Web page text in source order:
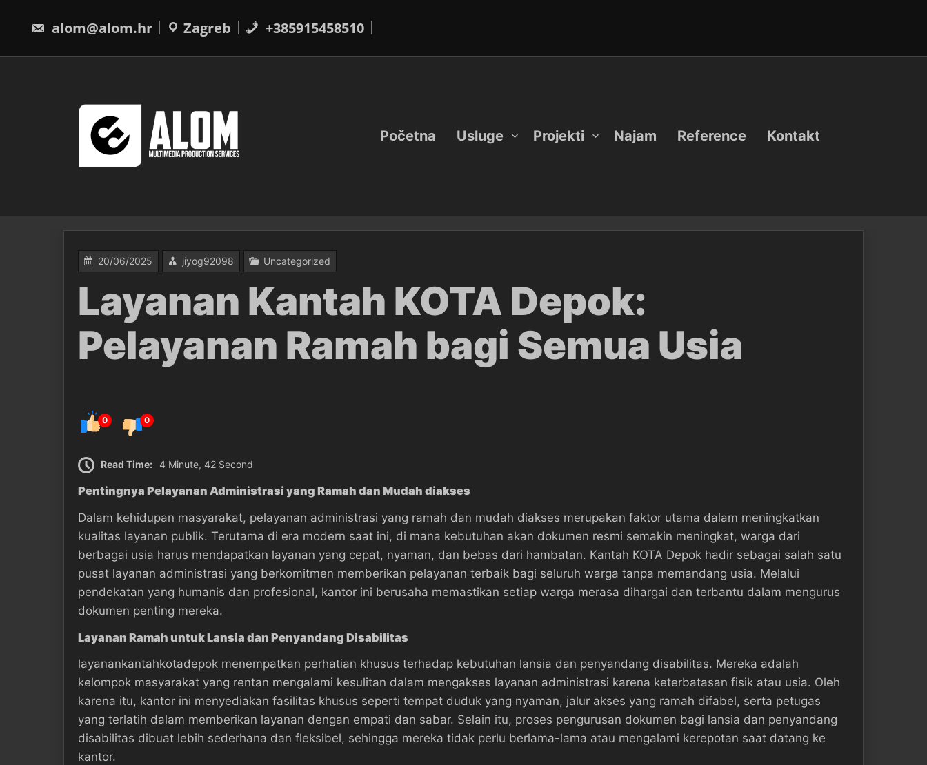
content
alom@alom.hr Zagreb +385915458510
Početna Usluge Projekti Najam Reference Kontakt
20/06/2025 jiyog92098 Uncategorized
Layanan Kantah KOTA Depok:
Pelayanan Ramah bagi Semua Usia
0 0
Read Time: 4 Minute, 42 Second
Pentingnya Pelayanan Administrasi yang Ramah dan Mudah diakses
Dalam kehidupan masyarakat, pelayanan administrasi yang ramah dan mudah diakses merupakan faktor utama dalam meningkatkan
kualitas layanan publik. Terutama di era modern saat ini, di mana kebutuhan akan dokumen resmi semakin meningkat, warga dari
berbagai usia harus mendapatkan layanan yang cepat, nyaman, dan bebas dari hambatan. Kantah KOTA Depok hadir sebagai salah satu
pusat layanan administrasi yang berkomitmen memberikan pelayanan terbaik bagi seluruh warga tanpa memandang usia. Melalui
pendekatan yang humanis dan profesional, kantor ini berusaha memastikan setiap warga merasa dihargai dan terbantu dalam mengurus
dokumen penting mereka.
Layanan Ramah untuk Lansia dan Penyandang Disabilitas
layanankantahkotadepok menempatkan perhatian khusus terhadap kebutuhan lansia dan penyandang disabilitas. Mereka adalah
kelompok masyarakat yang rentan mengalami kesulitan dalam mengakses layanan administrasi karena keterbatasan fisik atau usia. Oleh
karena itu, kantor ini menyediakan fasilitas khusus seperti tempat duduk yang nyaman, jalur akses yang ramah difabel, serta petugas
yang terlatih dalam memberikan layanan dengan empati dan sabar. Selain itu, proses pengurusan dokumen bagi lansia dan penyandang
disabilitas dibuat lebih sederhana dan fleksibel, sehingga mereka tidak perlu berlama-lama atau mengalami kerepotan saat datang ke
kantor.